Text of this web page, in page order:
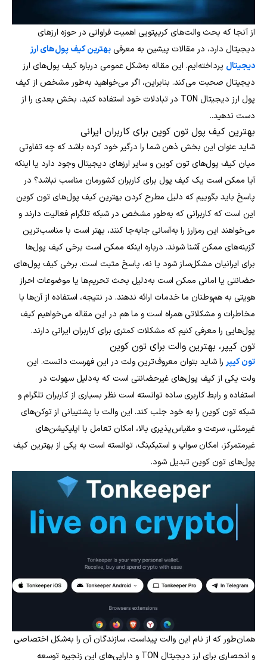
از آنجا که بحث والت‌های کریپتویی اهمیت فراوانی در حوزه ارزهای
دیجیتال دارد، در مقالات پیشین به معرفی بهترین کیف پول‌های ارز
دیجیتال پرداخته‌ایم. این مقاله به‌شکل عمومی درباره کیف پول‌های ارز
دیجیتال صحبت می‌کند. بنابراین، اگر می‌خواهید به‌طور مشخص از کیف
پول ارز دیجیتال TON در تبادلات خود استفاده کنید، بخش بعدی را از
دست ندهید..
بهترین کیف پول‌ تون کوین برای کاربران ایرانی
شاید عنوان این بخش ذهن شما را درگیر خود کرده باشد که چه تفاوتی
میان کیف پول‌های تون کوین و سایر ارزهای دیجیتال وجود دارد یا اینکه
آیا ممکن است یک کیف پول برای کاربران کشورمان مناسب نباشد؟ در
پاسخ باید بگوییم که دلیل مطرح کردن بهترین کیف پول‌های تون کوین
این است که کاربرانی که به‌طور مشخص در شبکه تلگرام فعالیت دارند و
می‌خواهند این رمزارز را به‌آسانی جابه‌جا کنند، بهتر است با مناسب‌ترین
گزینه‌های ممکن آشنا شوند. درباره اینکه ممکن است برخی کیف پول‌ها
برای ایرانیان مشکل‌ساز شود یا نه، پاسخ مثبت است. برخی کیف پول‌های
حضانتی یا امانی ممکن است به‌دلیل بحث تحریم‌‌ها یا موضوعات احراز
هویتی به هم‌وطنان ما خدمات ارائه ندهند. در نتیجه، استفاده از آن‌ها با
مخاطرات و مشکلاتی همراه است و ما هم در این مقاله می‌خواهیم کیف‌
پول‌هایی را معرفی کنیم که مشکلات کمتری برای کاربران ایرانی دارند.
تون کیپر، بهترین والت برای تون کوین
تون کیپر را شاید بتوان معروف‌ترین ولت در این فهرست دانست. این
ولت یکی از کیف پول‌های غیرحضانتی است که به‌دلیل سهولت در
استفاده و رابط کاربری ساده توانسته است نظر بسیاری از کاربران تلگرام و
شبکه تون کوین را به خود جلب کند. این والت با پشتیبانی از توکن‌های
غیرمثلی، سرعت و مقیاس‌پذیری بالا، امکان تعامل با اپلیکیشن‌های
غیرمتمرکز، امکان سواپ و استیکینگ، توانسته است به یکی از بهترین کیف
پول‌های تون کوین تبدیل شود.
همان‌طور که از نام این والت پیداست، سازندگان آن را به‌شکل اختصاصی
و انحصاری برای ارز دیجیتال TON و دارایی‌های این زنجیره توسعه